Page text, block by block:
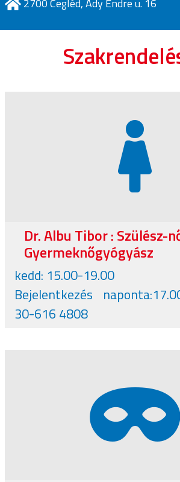
2700 Cegléd, Ady Endre u. 16
Dr. Albu Tibor : Szülész-
Gyermeknőgyógyász
kedd: 15.00-19.00
Bejelentkezés
30-616 4808